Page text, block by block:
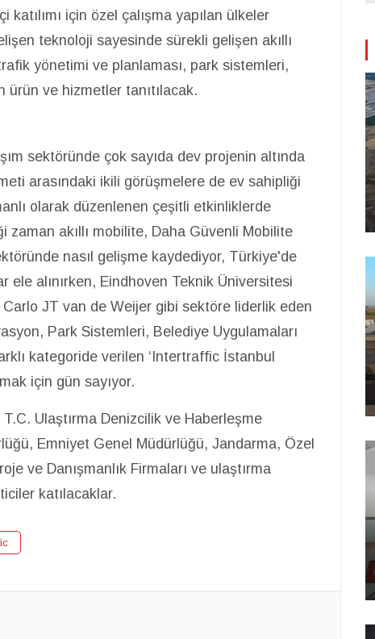
için özel çalışma yapılan ülkeler
teknoloji sayesinde sürekli gelişen akıllı
yönetimi ve planlaması, park sistemleri,
ürün ve hizmetler tanıtılacak.
sektöründe çok sayıda dev projenin altında
arasındaki ikili görüşmelere de ev sahipliği
olarak düzenlenen çeşitli etkinliklerde
akıllı mobilite, Daha Güvenli Mobilite
nasıl gelişme kaydediyor, Türkiye'de
ele alınırken, Eindhoven Teknik Üniversitesi
Carlo JT van de Weijer gibi sektöre liderlik eden
Park Sistemleri, Belediye Uygulamaları
kategoride verilen ‘Intertraffic İstanbul
için gün sayıyor.
Ulaştırma Denizcilik ve Haberleşme
Emniyet Genel Müdürlüğü, Jandarma, Özel
ve Danışmanlık Firmaları ve ulaştırma
katılacaklar.